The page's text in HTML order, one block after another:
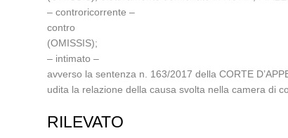
– controricorrente –
contro
(OMISSIS);
– intimato –
avverso la sentenza n. 163/2017 della CORTE
udita la relazione della causa svolta nella camera di
RILEVATO